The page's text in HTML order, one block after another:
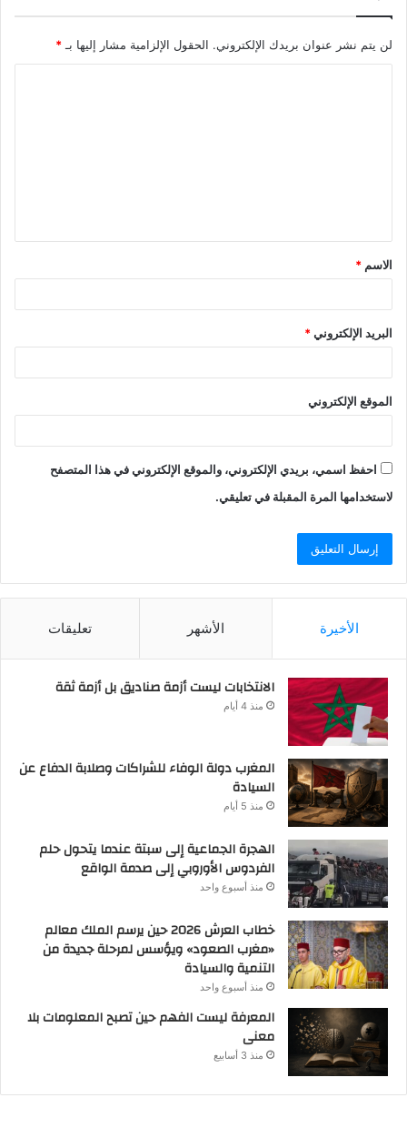
لن يتم نشر عنوان بريدك الإلكتروني. الحقول الإلزامية مشار إليها بـ *
الاسم *
البريد الإلكتروني*
الموقع الإلكتروني
احفظ اسمي، بريدي الإلكتروني، والموقع الإلكتروني في هذا المتصفح
لاستخدامها المرة المقبلة في تعليقي.
الأخيرة الأشهر تعليقات
الانتخابات ليست أزمة صناديق بل أزمة ثقة
منذ 4 أيام
المغرب دولة الوفاء للشراكات وصلابة الدفاع عن
السيادة
منذ 5 أيام
الهجرة الجماعية إلى سبتة عندما يتحول حلم
الفردوس الأوروبي إلى صدمة الواقع
منذ أسبوع واحد
خطاب العرش 2026 حين يرسم الملك معالم
«مغرب الصعود» ويؤسس لمرحلة جديدة من
التنمية والسيادة
منذ أسبوع واحد
المعرفة ليست الفهم حين تصبح المعلومات بلا
معنى
منذ 3 أسابيع